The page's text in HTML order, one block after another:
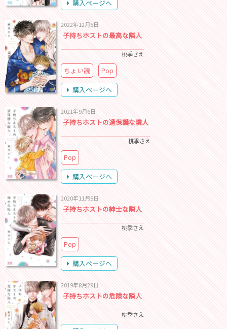
購入ページへ
2022年12月5日
子持ちホストの最高な隣人
桃季さえ
ちょい読
Pop
購入ページへ
2021年9月6日
子持ちホストの過保護な隣人
桃季さえ
Pop
購入ページへ
2020年11月5日
子持ちホストの紳士な隣人
桃季さえ
Pop
購入ページへ
2019年8月29日
子持ちホストの危険な隣人
桃季さえ